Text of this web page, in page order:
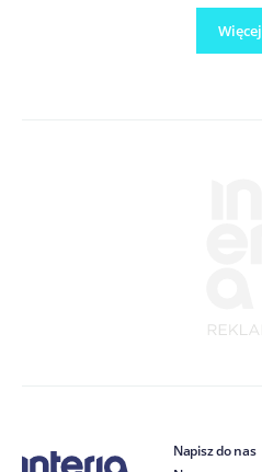
Więcej
Napisz do nas